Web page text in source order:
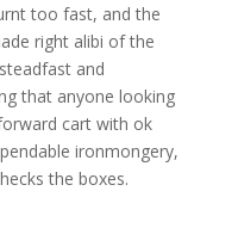
too fast, and the
right alibi of the
and
that anyone looking
cart with ok
ironmongery,
the boxes.